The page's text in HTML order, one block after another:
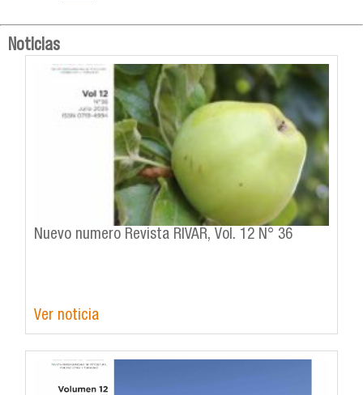
Noticias
Nuevo numero Revista RIVAR, Vol. 12 N° 36
Ver noticia